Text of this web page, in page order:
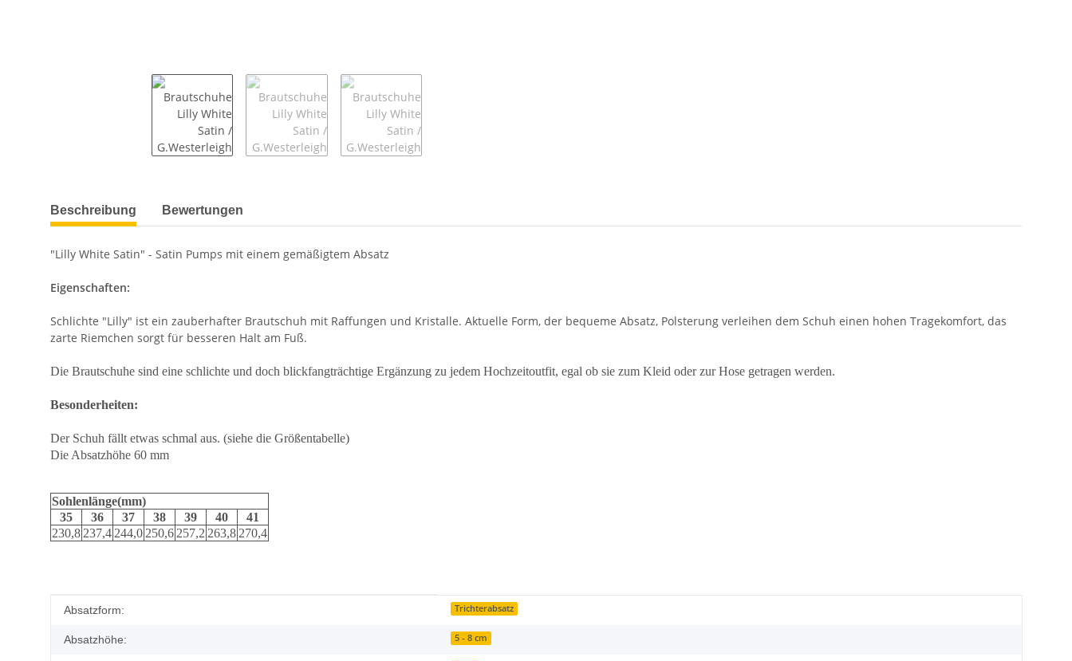
weitere Registerkarten anzeigen
Beschreibung Bewertungen
"Lilly White Satin" - Satin Pumps mit einem gemäßigtem Absatz
Eigenschaften:
Schlichte "Lilly" ist ein zauberhafter Brautschuh mit Raffungen und Kristalle. Aktuelle Form, der bequeme Absatz, Polsterung verleihen dem Schuh einen hohen Tragekomfort, das
zarte Riemchen sorgt für besseren Halt am Fuß.
Die Brautschuhe sind eine schlichte und doch blickfangträchtige Ergänzung zu jedem Hochzeitoutfit, egal ob sie zum Kleid oder zur Hose getragen werden.
Besonderheiten:
Der Schuh fällt etwas schmal aus. (siehe die Größentabelle)
Die Absatzhöhe 60 mm
Sohlenlänge(mm)
35
36 37 38 39 40
41
230,8 237,4 244,0 250,6 257,2 263,8 270,4
Produkteigenschaft
Wert
Absatzform: Trichterabsatz
Absatzhöhe: 5 - 8 cm